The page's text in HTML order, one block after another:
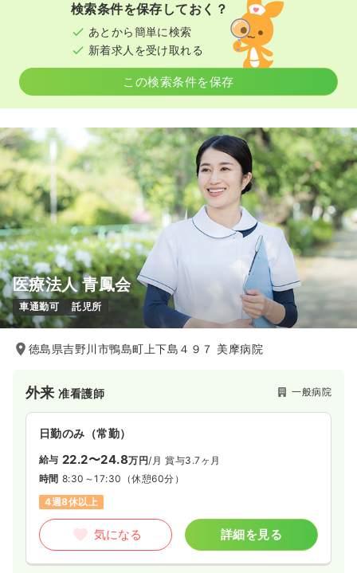
検索条件を保存しておく？
あとから簡単に検索
新着求人を受け取れる
この検索条件を保存
医療法人 青鳳会
車通勤可 託児所
徳島県吉野川市鴨島町上下島４９７ 美摩病院
外来准看護師 一般病院
日勤のみ（常勤）
給与 22.2〜24.8万円/月 賞与3.7ヶ月
時間 8:30～17:30 （休憩60分）
4週8休以上
気になる 詳細を見る